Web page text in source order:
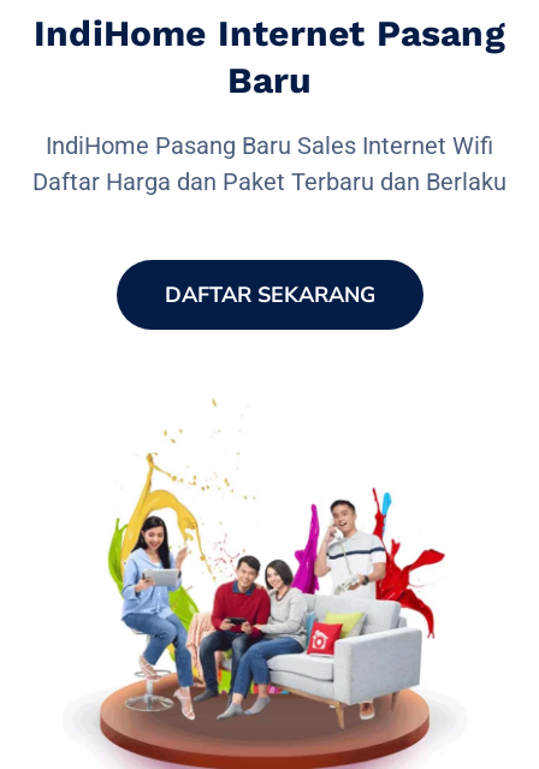
IndiHome Internet Pasang
Baru
IndiHome Pasang Baru Sales Internet Wifi
Daftar Harga dan Paket Terbaru dan Berlaku
DAFTAR SEKARANG